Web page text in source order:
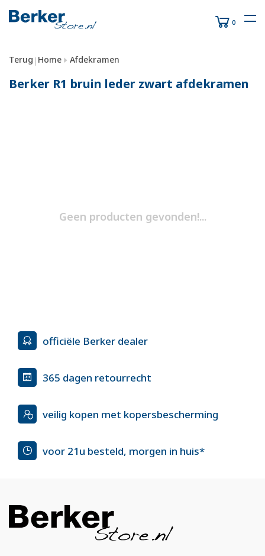
0
Terug | Home Afdekramen
Berker R1 bruin leder zwart afdekramen
Geen producten gevonden!...
officiële Berker dealer
365 dagen retourrecht
veilig kopen met kopersbescherming
voor 21u besteld, morgen in huis*